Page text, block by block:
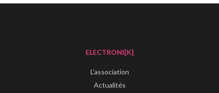
ELECTRONI[K]
L'association
Actualités